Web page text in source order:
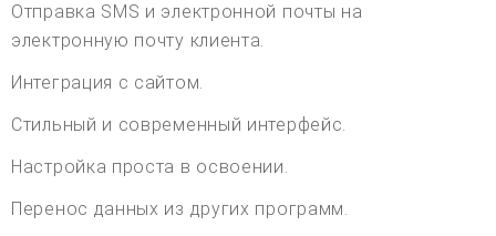
Отправка SMS и электронной почты на
электронную почту клиента.
Интеграция с сайтом.
Стильный и современный интерфейс.
Настройка проста в освоении.
Перенос данных из других программ.